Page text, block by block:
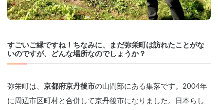
すごいご縁ですね！ちなみに、まだ弥栄町は訪れたことがな
いのですが、どんな場所なのでしょうか？
弥栄町は、 京都府京丹後市の山間部にある集落です。2004年
に周辺市区町村と合併して京丹後市になりました。日本らし